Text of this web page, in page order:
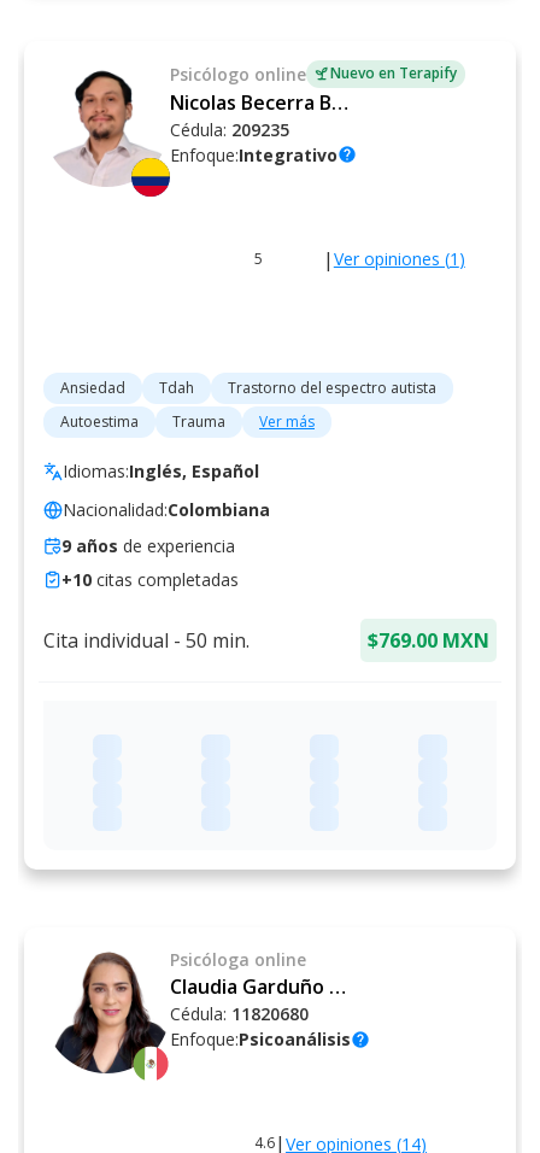
Psicólogo online Nuevo en Terapify
Nicolas Becerra Ballen
Cédula: 209235
Enfoque:Integrativohelp
5 | Ver opiniones (1 )
Ansiedad Tdah
Trastorno del espectro autista
Autoestima
Trauma Ver más
Idiomas:Inglés, Español
Nacionalidad:Colombiana
9 años de experiencia
+10 citas completadas
Cita individual - 50 min. $769.00 MXN
Psicóloga online
Claudia Garduño Pineda
Cédula: 11820680
Enfoque:Psicoanálisishelp
4.6| Ver opiniones (14)